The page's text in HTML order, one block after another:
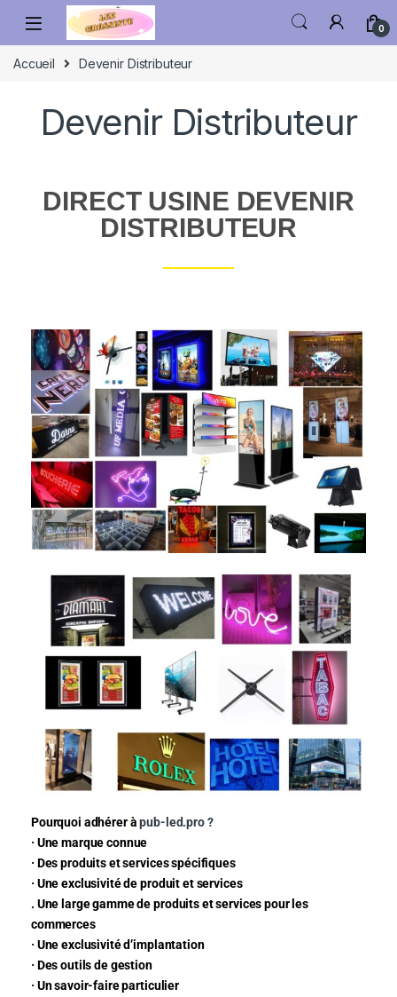
0
Accueil Devenir Distributeur
Devenir Distributeur
DIRECT USINE DEVENIR
DISTRIBUTEUR
Pourquoi adhérer àpub-led.pro ?
· Une marque connue
· Des produits et services spécifiques
· Une exclusivité de produit et services
. Une large gamme de produits et services pour les
commerces
· Une exclusivité d’implantation
· Des outils de gestion
· Un savoir-faire particulier